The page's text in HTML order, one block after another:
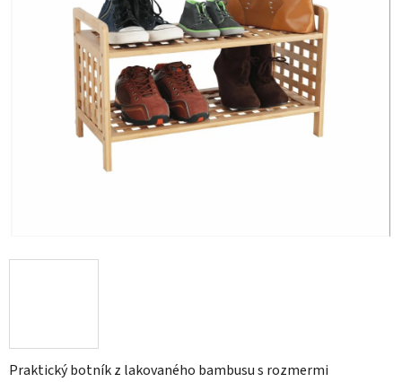
Praktický botník z lakovaného bambusu s rozmermi